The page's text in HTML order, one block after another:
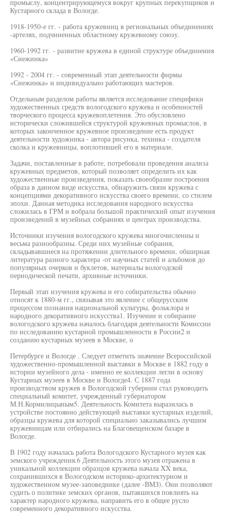
промыслу, концентрирующемуся вокруг крупных перекупщиков и
Кустарного склада в Вологде.
1918-1950-е гг. - работа кружевниц в региональных объединениях
-артелях, подчиненных областному кружевному союзу.
1960-1992 гг. - развитие кружева в единой структуре объединения
«Снежинка»
1992 - 2004 гг. - современный этап деятельности фирмы
«Снежинка» и индивидуально работающих мастеров.
Отдельным разделом работы является исследование специфики
художественных средств вологодского кружева и особенностей
творческого процесса кружевоплетения. Это обусловлено
исторически сложившейся структурой кружевных промыслов, в
которых законченное кружевное произведение есть продукт
деятельности художника - автора рисунка, техника - создателя
сколка и кружевницы, воплотившей его в материале.
Задачи, поставленные в работе, потребовали проведения анализа
кружевных предметов, который позволяет определить их как
художественные произведения, показать своеобразие построения
образа в данном виде искусства, обнаружить связи кружева с
концепциями декоративного искусства своего времени, со стилем
эпохи. Данная методика исследования народного искусства
сложилась в ГРМ и вобрала большой практический опыт изучения
произведений в музейных собраниях и центрах производства.
Источники изучения вологодского кружева многочисленны и
весьма разнообразны. Среди них музейные собрания,
складывавшиеся на протяжении длительного времени, обширная
литература разного характера -от научных статей и альбомов до
популярных очерков и буклетов, материалы вологодской
периодической печати, архивные источники.
Первый этап изучения кружева и его собирательства обычно
относят к 1880-м гг., связывая это явление с общерусским
процессом познания национальной культуры, фольклора и
народного декоративного искусства1. Изучение и собирание
вологодского кружева началось благодаря деятельности Комиссии
по исследованию кустарной промышленности в России2 и
созданию кустарных музеев в Москве, о
Петербурге и Вологде . Следует отметить значение Всероссийской
художественно-промышленной выставки в Москве в 1882 году в
истории музейного дела - именно ее коллекции легли в основу
Кустарных музеев в Москве и Вологде4. С 1887 года
производством кружев в Вологодской губернии стал руководить
специальный комитет, учрежденный губернатором
М.Н.Кормилицыным5. Деятельность Комитета выразилась в
устройстве постоянно действующей выставки кустарных изделий,
образцы кружева для которой специально заказывались лучшим
кружевницам или отбирались на Благовещенском базаре в
Вологде.
В 1902 году началась работа Вологодского Кустарного музея как
земского учреждения.6 Деятельность этого музея отражена в
уникальной коллекции образцов кружева начала XX века,
сохранившихся в Вологодском историко-архитектурном и
художественном музее-заповеднике (далее -ВМЗ). Они позволяют
судить о политике земских органов, пытавшихся повлиять на
характер народного кружева, направить его в общее русло
современного декоративного искусства.